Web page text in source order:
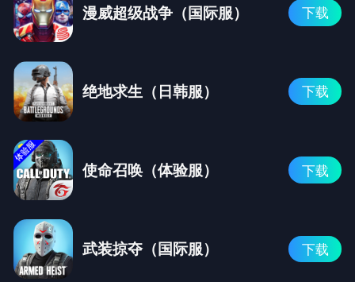
漫威超级战争（国际服） 下载
绝地求生（日韩服） 下载
使命召唤（体验服） 下载
武装掠夺（国际服） 下载